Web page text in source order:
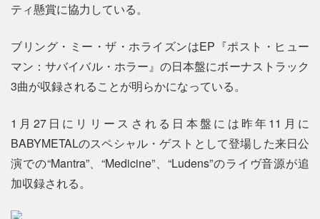
ティ懸賞に協力している。
ブリング・ミー・ザ・ホライズンはEP『ポスト・ヒュー
マン：サバイバル・ホラー』の日本盤にボーナストラック
3曲が収録されることが明らかになっている。
1月27日にリリースされる日本盤には昨年11月に
BABYMETALのスペシャル・ゲストとして登場した来日公
演での“Mantra”、“Medicine”、“Ludens”のライヴ音源が追
加収録される。